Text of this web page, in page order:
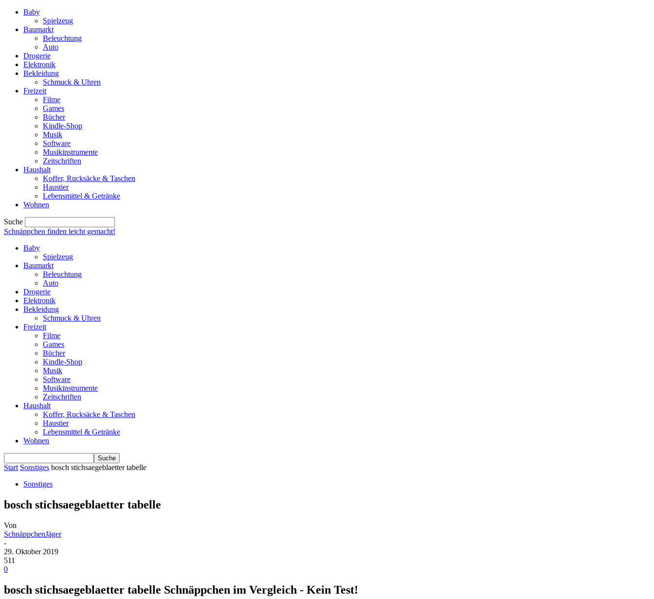
Baby
Spielzeug
Baumarkt
Beleuchtung
Auto
Drogerie
Elektronik
Bekleidung
Schmuck & Uhren
Freizeit
Filme
Games
Bücher
Kindle-Shop
Musik
Software
Musikinstrumente
Zeitschriften
Haushalt
Koffer, Rucksäcke & Taschen
Haustier
Lebensmittel & Getränke
Wohnen
Suche
Schnäppchen finden leicht gemacht!
Baby
Spielzeug
Baumarkt
Beleuchtung
Auto
Drogerie
Elektronik
Bekleidung
Schmuck & Uhren
Freizeit
Filme
Games
Bücher
Kindle-Shop
Musik
Software
Musikinstrumente
Zeitschriften
Haushalt
Koffer, Rucksäcke & Taschen
Haustier
Lebensmittel & Getränke
Wohnen
Start Sonstiges bosch stichsaegeblaetter tabelle
Sonstiges
bosch stichsaegeblaetter tabelle
Von
SchnäppchenJäger
-
29. Oktober 2019
511
0
bosch stichsaegeblaetter tabelle Schnäppchen im Vergleich - Kein Test!